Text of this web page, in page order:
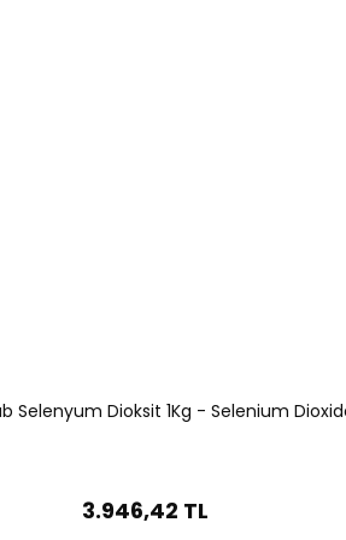
Selenyum Dioksit 1Kg - Selenium
3.946,42 TL